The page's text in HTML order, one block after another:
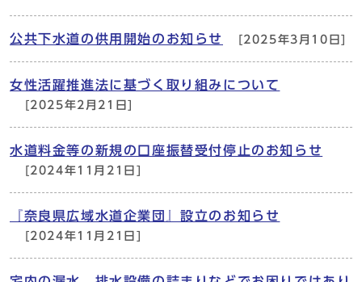
公共下水道の供用開始のお知らせ [2025年3月10日]
女性活躍推進法に基づく取り組みについて
[2025年2月21日]
水道料金等の新規の口座振替受付停止のお知らせ
[2024年11月21日]
『奈良県広域水道企業団』設立のお知らせ
[2024年11月21日]